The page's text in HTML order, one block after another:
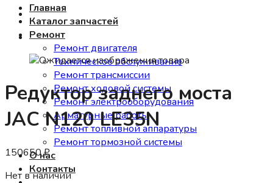
Главная
Каталог запчастей
Ремонт
Ремонт двигателя
Техническое обслуживание
Ремонт трансмиссии
Ремонт ходовой системы
Ремонт электрооборудования
Арматурные работы
Ремонт топливной аппаратуры
Ремонт тормозной системы
О нас
Контакты
Редуктор заднего моста
JAC N120 LE35N
150650₽
Нет в наличии